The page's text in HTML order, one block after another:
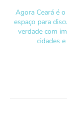
Agora Ceará é
espaço para
verdade com
cidades